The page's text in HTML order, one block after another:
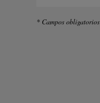
* Campos obligatorios